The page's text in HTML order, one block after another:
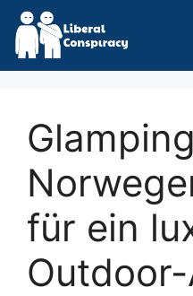
Skip
content
für ein